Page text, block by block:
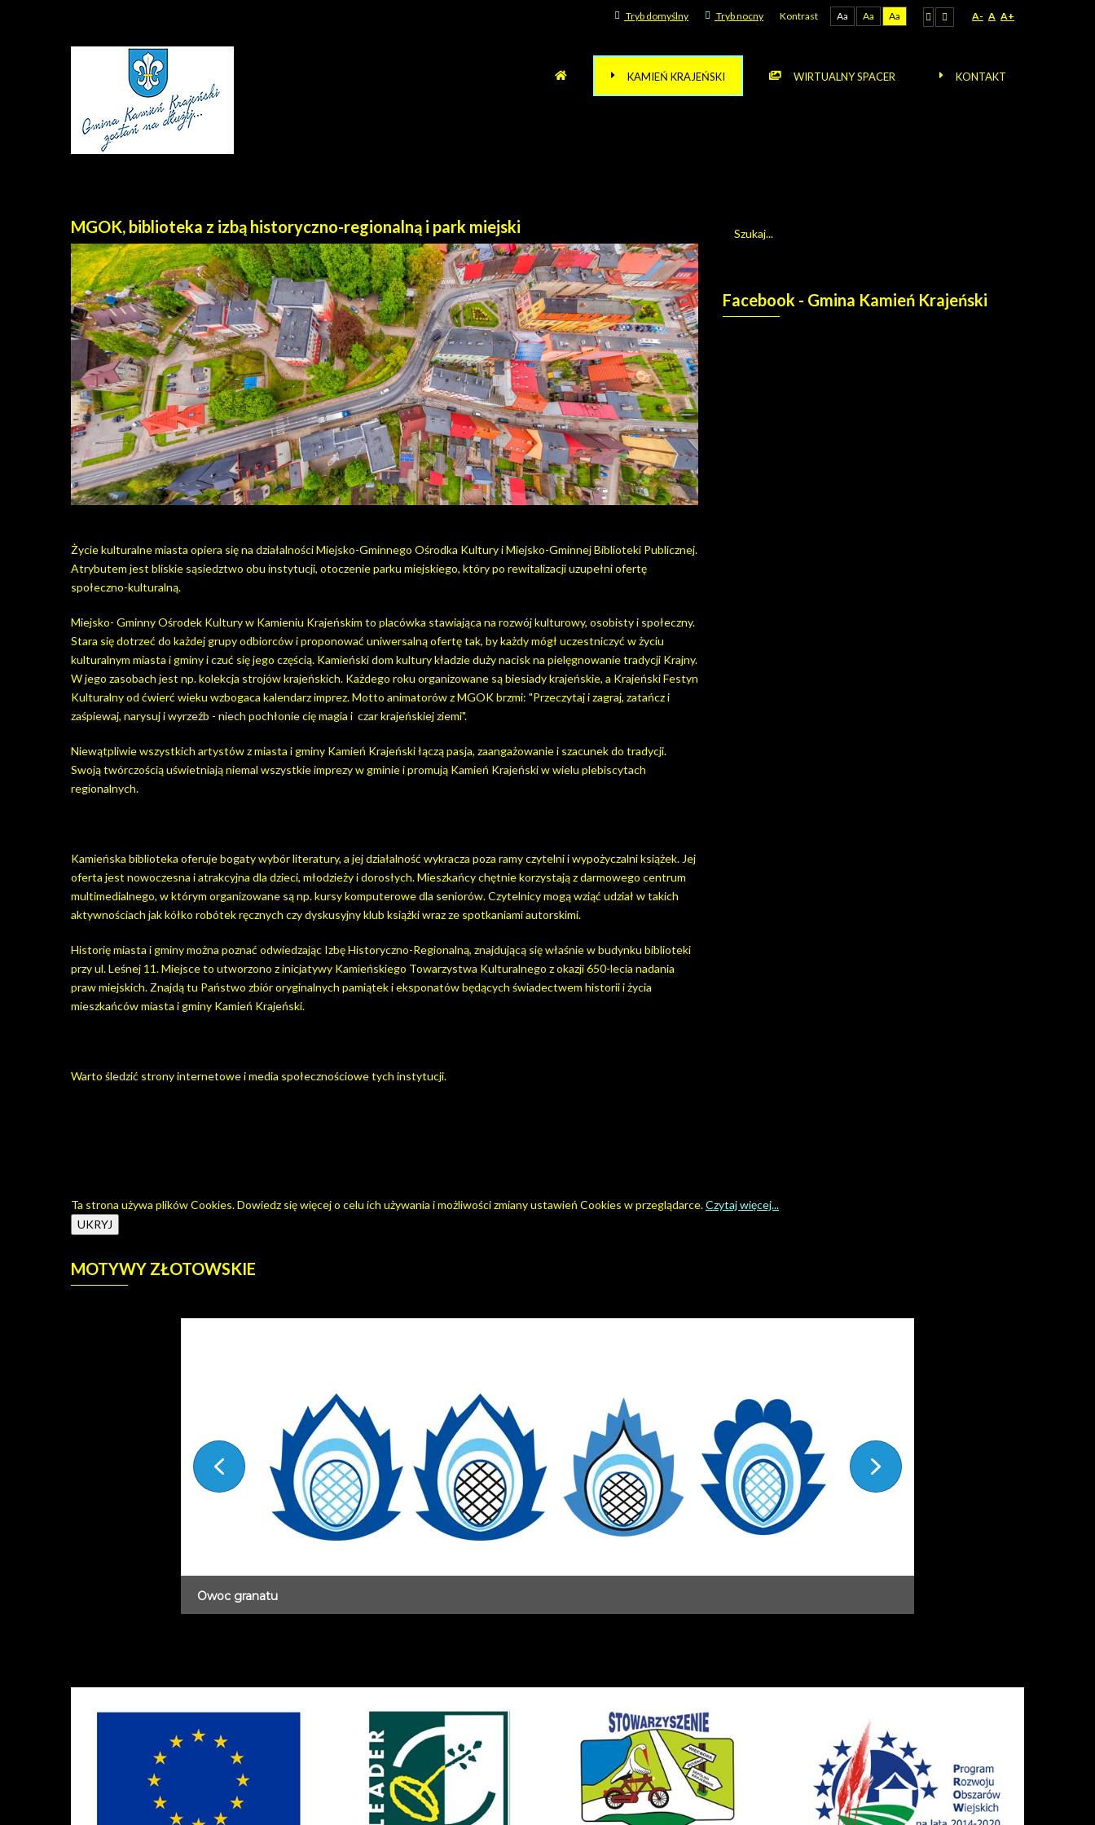
Tryb domyślny Tryb nocny Kontrast Aa Aa Aa A- A A+
KAMIEŃ KRAJEŃSKI WIRTUALNY SPACER KONTAKT
MGOK, biblioteka z izbą historyczno-regionalną i park miejski
Życie kulturalne miasta opiera się na działalności Miejsko-Gminnego Ośrodka Kultury i Miejsko-Gminnej Biblioteki Publicznej.
Atrybutem jest bliskie sąsiedztwo obu instytucji, otoczenie parku miejskiego, który po rewitalizacji uzupełni ofertę
społeczno-kulturalną.
Miejsko- Gminny Ośrodek Kultury w Kamieniu Krajeńskim to placówka stawiająca na rozwój kulturowy, osobisty i społeczny.
Stara się dotrzeć do każdej grupy odbiorców i proponować uniwersalną ofertę tak, by każdy mógł uczestniczyć w życiu
kulturalnym miasta i gminy i czuć się jego częścią. Kamieński dom kultury kładzie duży nacisk na pielęgnowanie tradycji Krajny.
W jego zasobach jest np. kolekcja strojów krajeńskich. Każdego roku organizowane są biesiady krajeńskie, a Krajeński Festyn
Kulturalny od ćwierć wieku wzbogaca kalendarz imprez. Motto animatorów z MGOK brzmi: "Przeczytaj i zagraj, zatańcz i
zaśpiewaj, narysuj i wyrzeźb - niech pochłonie cię magia i czar krajeńskiej ziemi".
Niewątpliwie wszystkich artystów z miasta i gminy Kamień Krajeński łączą pasja, zaangażowanie i szacunek do tradycji.
Swoją twórczością uświetniają niemal wszystkie imprezy w gminie i promują Kamień Krajeński w wielu plebiscytach
regionalnych.
Kamieńska biblioteka oferuje bogaty wybór literatury, a jej działalność wykracza poza ramy czytelni i wypożyczalni książek. Jej
oferta jest nowoczesna i atrakcyjna dla dzieci, młodzieży i dorosłych. Mieszkańcy chętnie korzystają z darmowego centrum
multimedialnego, w którym organizowane są np. kursy komputerowe dla seniorów. Czytelnicy mogą wziąć udział w takich
aktywnościach jak kółko robótek ręcznych czy dyskusyjny klub książki wraz ze spotkaniami autorskimi.
Historię miasta i gminy można poznać odwiedzając Izbę Historyczno-Regionalną, znajdującą się właśnie w budynku biblioteki
przy ul. Leśnej 11. Miejsce to utworzono z inicjatywy Kamieńskiego Towarzystwa Kulturalnego z okazji 650-lecia nadania
praw miejskich. Znajdą tu Państwo zbiór oryginalnych pamiątek i eksponatów będących świadectwem historii i życia
mieszkańców miasta i gminy Kamień Krajeński.
Warto śledzić strony internetowe i media społecznościowe tych instytucji.
Facebook - Gmina Kamień Krajeński
Ta strona używa plików Cookies. Dowiedz się więcej o celu ich używania i możliwości zmiany ustawień Cookies w przeglądarce.Czytaj więcej...
MOTYWY ZŁOTOWSKIE
Owoc granatu